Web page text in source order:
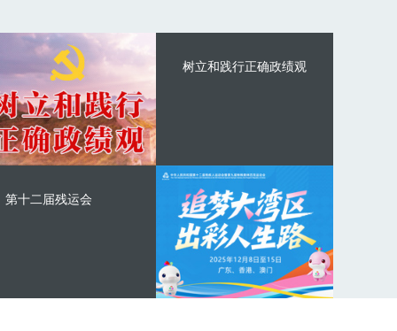
树立和践行正确政绩观
第十二届残运会